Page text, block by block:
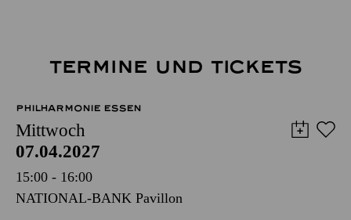
TERMINE UND TICKETS
PHILHARMONIE ESSEN
Mittwoch
07.04.2027
15:00 - 16:00
NATIONAL-BANK Pavillon